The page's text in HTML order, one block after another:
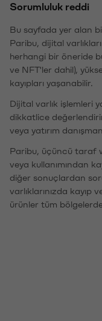
Sorumluluk reddi
Bu sayfada yer alan
Paribu, dijital
herhangi bir öneride
ve NFT'ler dahil),
kayıpları yaşanabilir.
Dijital varlık işlemleri
dikkatlice
veya yatırım
Paribu, üçüncü taraf
veya kullanımından
diğer sonuçlardan
varlıklarınızda kayıp
ürünler tüm